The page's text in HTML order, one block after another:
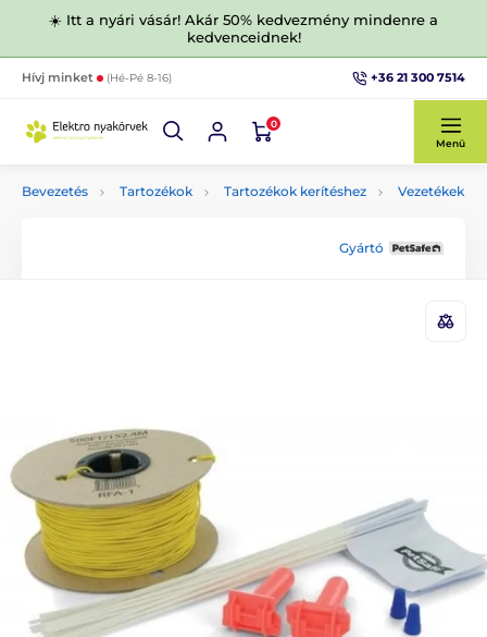
☀️ Itt a nyári vásár! Akár 50% kedvezmény mindenre a
kedvenceidnek!
Hívj minket (Hé-Pé 8-16) +36 21 300 7514
0
Menü
Bevezetés Tartozékok Tartozékok kerítéshez Vezetékek
Gyártó